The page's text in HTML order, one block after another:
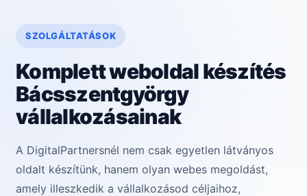
SZOLGÁLTATÁSOK
Komplett weboldal készítés
Bácsszentgyörgy
vállalkozásainak
A DigitalPartnersnél nem csak egyetlen látványos
oldalt készítünk, hanem olyan webes megoldást,
amely illeszkedik a vállalkozásod céljaihoz,